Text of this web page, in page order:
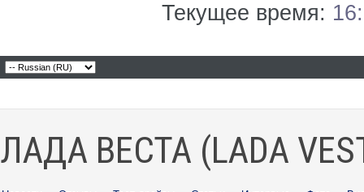
Текущее время:
ЛАДА ВЕСТА (LADA